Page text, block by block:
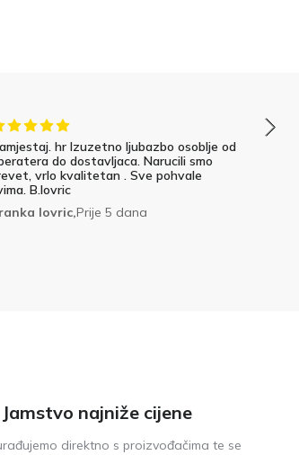
hr Izuzetno ljubazbo osoblje od
do dostavljaca. Narucili smo
vrlo kvalitetan . Sve pohvale
B.lovric
lovric,Prije 5 dana
Jamstvo najniže cijene
direktno s proizvođačima te se